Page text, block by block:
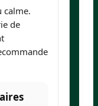
calme.
de